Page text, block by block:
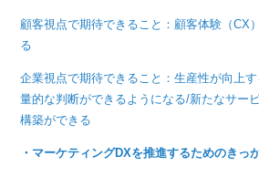
顧客視点で期待できること：顧客体験（CX
る
企業視点で期待できること：生産性が向上
量的な判断ができるようになる/新たなサー
構築ができる
・マーケティングDXを推進するためのきっ